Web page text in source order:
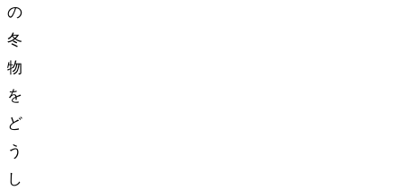
の
冬
物
を
ど
う
し